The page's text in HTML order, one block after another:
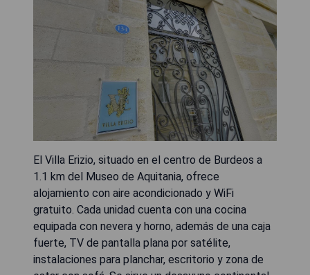
El Villa Erizio, situado en el centro de Burdeos a
1.1 km del Museo de Aquitania, ofrece
alojamiento con aire acondicionado y WiFi
gratuito. Cada unidad cuenta con una cocina
equipada con nevera y horno, además de una caja
fuerte, TV de pantalla plana por satélite,
instalaciones para planchar, escritorio y zona de